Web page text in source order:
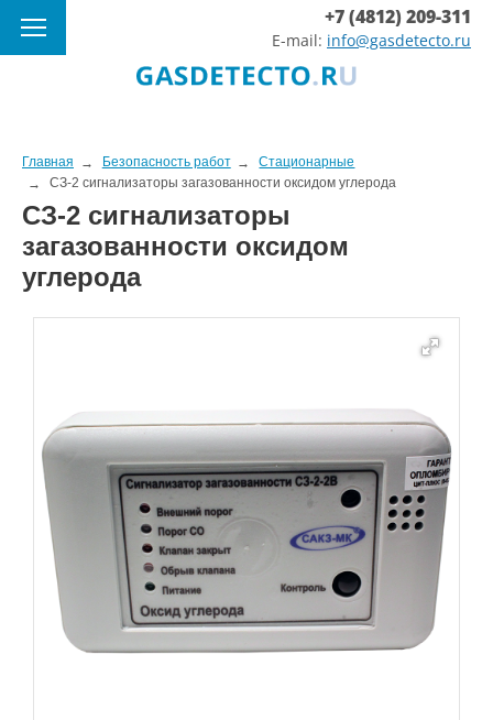
+7 (4812) 209-311
E-mail: info@gasdetecto.ru
Главная Безопасность работ
Стационарные
СЗ-2 сигнализаторы загазованности оксидом углерода
СЗ-2 сигнализаторы
загазованности оксидом
углерода